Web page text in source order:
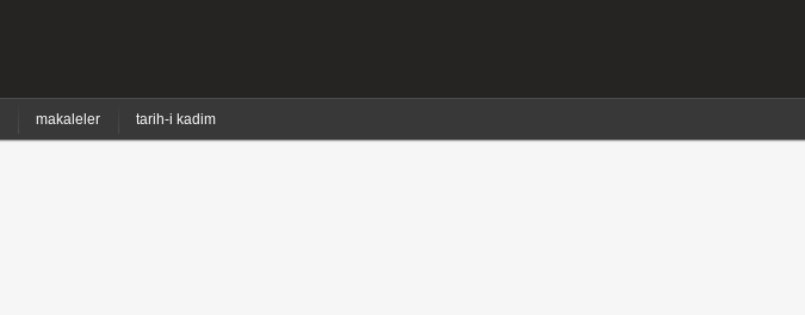
makaleler tarih-i kadim